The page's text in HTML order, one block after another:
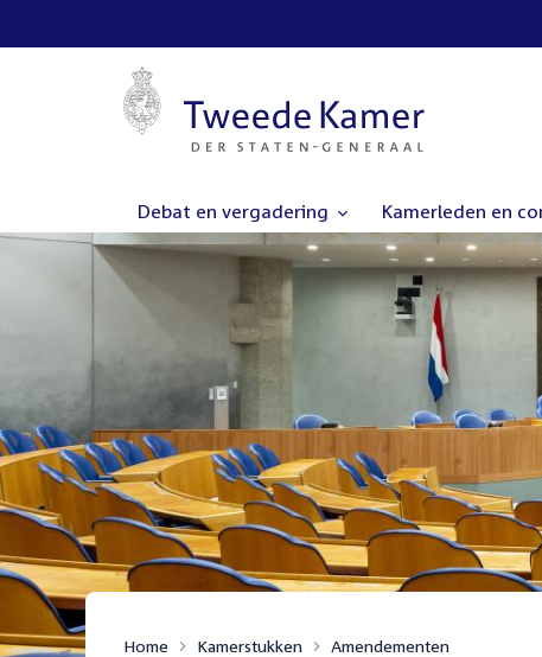
Debat en vergadering Kamerleden en
Home Kamerstukken Amendementen